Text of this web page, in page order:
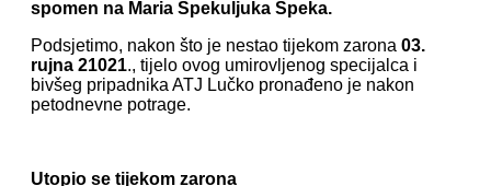
spomen na Maria Špekuljuka Špeka.
Podsjetimo, nakon što je nestao tijekom zarona 03.
rujna 21021., tijelo ovog umirovljenog specijalca i
bivšeg pripadnika ATJ Lučko pronađeno je nakon
petodnevne potrage.
Utopio se tijekom zarona